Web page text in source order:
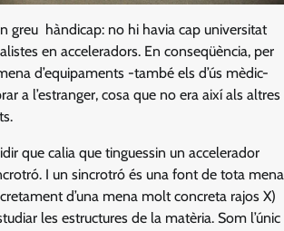
greu hàndicap: no hi havia cap universitat
en acceleradors. En conseqüència, per
d’equipaments -també els d’ús mèdic-
a l’estranger, cosa que no era així als altres
que calia que tinguessin un accelerador
I un sincrotró és una font de tota mena
d’una mena molt concreta rajos X)
les estructures de la matèria. Som l’únic